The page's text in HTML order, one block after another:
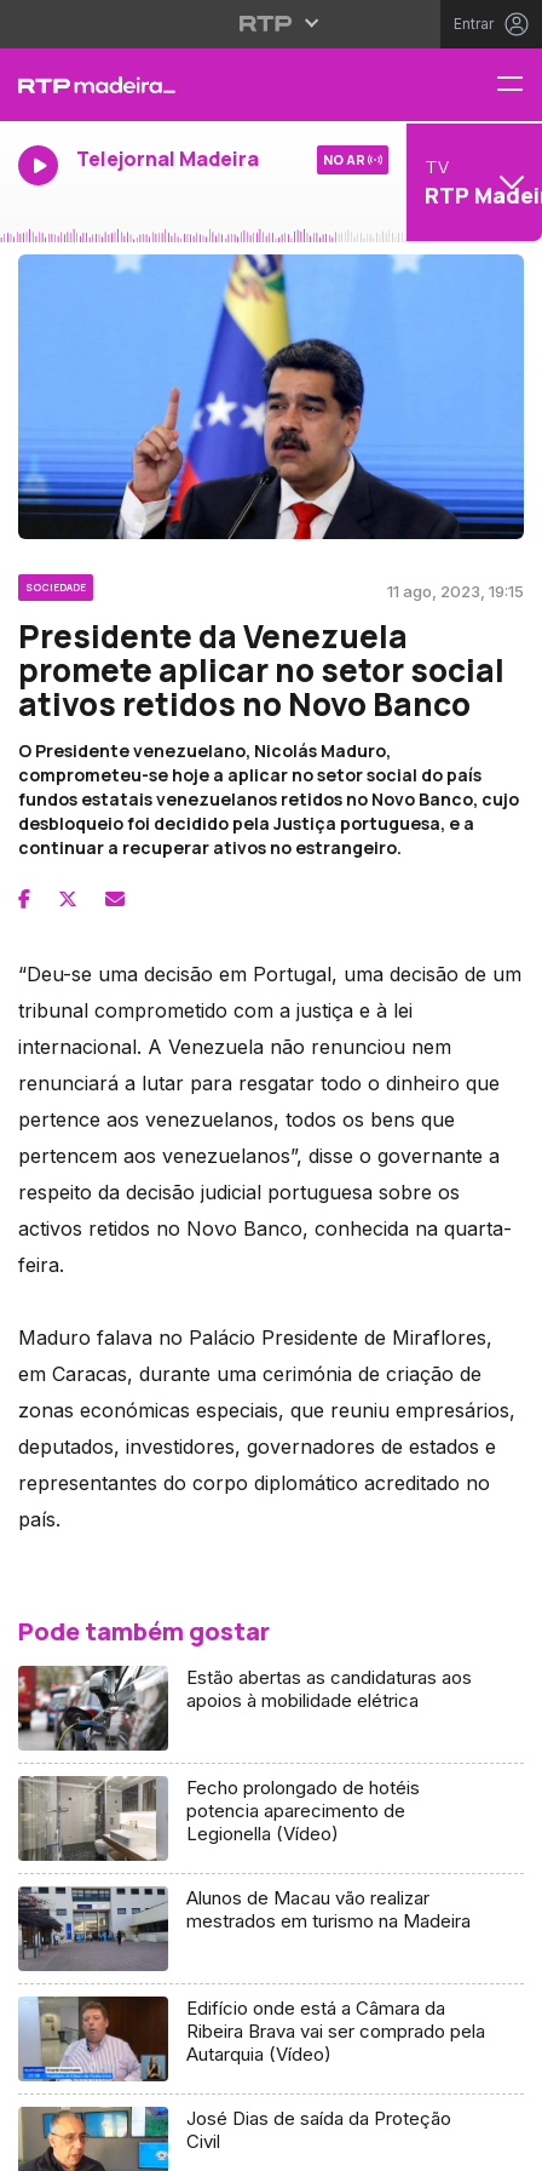
Entrar
Telejornal Madeira NO AR TV
RTP
SOCIEDADE 11 ago, 2023, 19:15
Presidente da Venezuela
promete aplicar no setor social
ativos retidos no Novo Banco
O Presidente venezuelano, Nicolás Maduro,
comprometeu-se hoje a aplicar no setor social do país
fundos estatais venezuelanos retidos no Novo Banco, cujo
desbloqueio foi decidido pela Justiça portuguesa, e a
continuar a recuperar ativos no estrangeiro.
“Deu-se uma decisão em Portugal, uma decisão de um
tribunal comprometido com a justiça e à lei
internacional. A Venezuela não renunciou nem
renunciará a lutar para resgatar todo o dinheiro que
pertence aos venezuelanos, todos os bens que
pertencem aos venezuelanos”, disse o governante a
respeito da decisão judicial portuguesa sobre os
activos retidos no Novo Banco, conhecida na quarta-
feira.
Maduro falava no Palácio Presidente de Miraflores,
em Caracas, durante uma cerimónia de criação de
zonas económicas especiais, que reuniu empresários,
deputados, investidores, governadores de estados e
representantes do corpo diplomático acreditado no
país.
Pode também gostar
Estão abertas as candidaturas aos
apoios à mobilidade elétrica
Fecho prolongado de hotéis
potencia aparecimento de
Legionella (Vídeo)
Alunos de Macau vão realizar
mestrados em turismo na Madeira
Edifício onde está a Câmara da
Ribeira Brava vai ser comprado pela
Autarquia (Vídeo)
José Dias de saída da Proteção
Civil